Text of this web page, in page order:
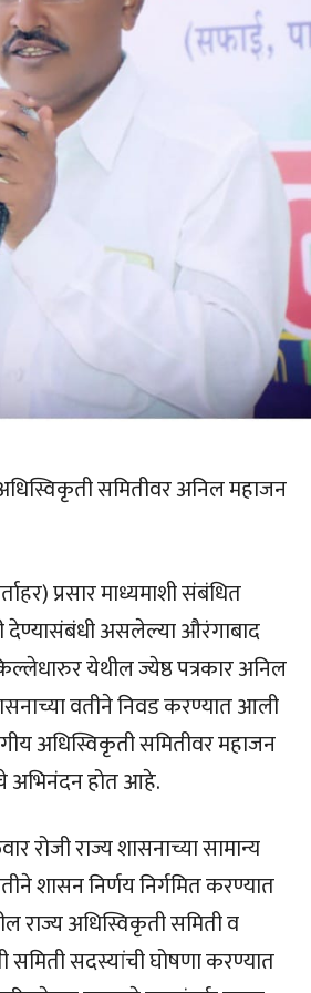
समितीवर अनिल महाजन
प्रसार माध्यमाशी संबंधित
देण्यासंबंधी असलेल्या औरंगाबाद
येथील ज्येष्ठ पत्रकार अनिल
वतीने निवड करण्यात आली
अधिस्विकृती समितीवर महाजन
अभिनंदन होत आहे.
रोजी राज्य शासनाच्या सामान्य
शासन निर्णय निर्गमित करण्यात
राज्य अधिस्विकृती समिती व
समिती सदस्यांची घोषणा करण्यात